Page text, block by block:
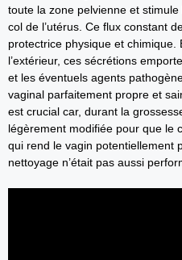
toute la zone pelvienne et
col de l’utérus. Ce flux constant
protectrice physique et chimique.
l’extérieur, ces sécrétions
et les éventuels agents
vaginal parfaitement propre et
est crucial car, durant la
légèrement modifiée pour que le
qui rend le vagin potentiellement
nettoyage n’était pas aussi